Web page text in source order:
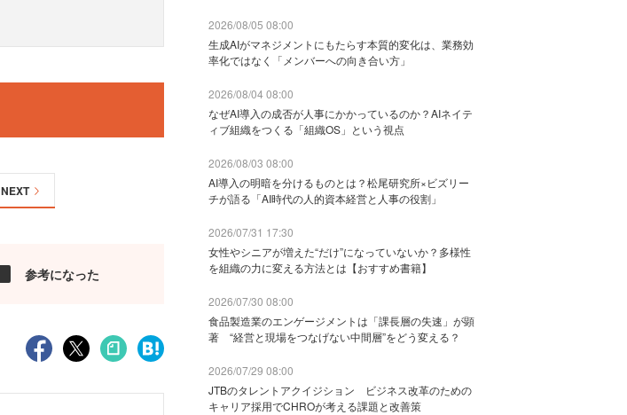
NEXT
参考になった
2026/08/05 08:00
生成AIがマネジメントにもたらす本質的変化は、業務効
率化ではなく「メンバーへの向き合い方」
2026/08/04 08:00
なぜAI導入の成否が人事にかかっているのか？AIネイテ
ィブ組織をつくる「組織OS」という視点
2026/08/03 08:00
AI導入の明暗を分けるものとは？松尾研究所×ビズリー
チが語る「AI時代の人的資本経営と人事の役割」
2026/07/31 17:30
女性やシニアが増えた“だけ”になっていないか？多様性
を組織の力に変える方法とは【おすすめ書籍】
2026/07/30 08:00
食品製造業のエンゲージメントは「課長層の失速」が顕
著 “経営と現場をつなげない中間層”をどう変える？
2026/07/29 08:00
JTBのタレントアクイジション ビジネス改革のための
キャリア採用でCHROが考える課題と改善策